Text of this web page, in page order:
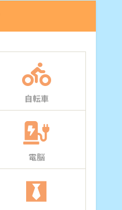
自転車
電脳